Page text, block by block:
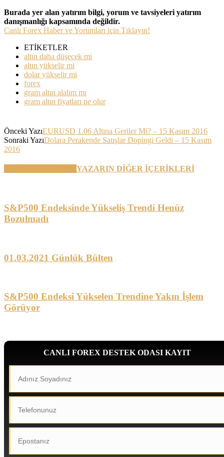
Burada yer alan yatırım bilgi, yorum ve tavsiyeleri yatırım
danışmanlığı kapsamında değildir.
Canlı Forex Haber ve Yorumları için Tıklayın!
ETİKETLER
altın daha düşecek mi
altın yükselir mi
dolar yükselir mi
forex
gram altın alalım mı
gram altın fiyatları ne olur
Önceki YazıEURUSD 1.06 Altına Geriler Mi? – 15 Kasım 2016
Sonraki YazıDolara Perakende Satışlar Dopingi Geldi – 15 Kasım
2016
YAZARIN DİĞER İÇERİKLERİ
S&P500 Endeksinde Yükseliş Trendi Henüz
Bozulmadı
01.03.2021 Günlük Bülten
S&P500 Endeksi Yükselen Trendine Yakın İşlem
Görüyor
CANLI FOREX DESTEK ODASI KAYIT